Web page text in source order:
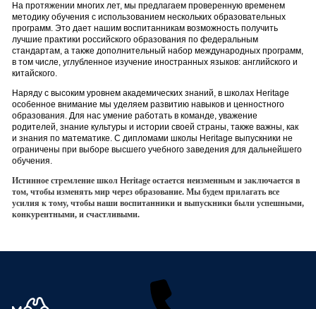
На протяжении многих лет, мы предлагаем проверенную временем
методику обучения с использованием нескольких образовательных
программ. Это дает нашим воспитанникам возможность получить
лучшие практики российского образования по федеральным
стандартам, а также дополнительный набор международных программ,
в том числе, углубленное изучение иностранных языков: английского и
китайского.
Наряду с высоким уровнем академических знаний, в школах Heritage
особенное внимание мы уделяем развитию навыков и ценностного
образования. Для нас умение работать в команде, уважение
родителей, знание культуры и истории своей страны, также важны, как
и знания по математике. С дипломами школы Heritage выпускники не
ограничены при выборе высшего учебного заведения для дальнейшего
обучения.
Истинное стремление школ Heritage остается неизменным и заключается в
том, чтобы изменять мир через образование. Мы будем прилагать все
усилия к тому, чтобы наши воспитанники и выпускники были успешными,
конкурентными, и счастливыми.